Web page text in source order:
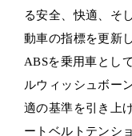
る安全、快適、そ
動車の指標を更新
ABSを乗用車とし
ルウィッシュボー
適の基準を引き上
ートベルトテンシ